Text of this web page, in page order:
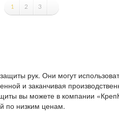
1 2 3
рук. Они могут
и заканчивая
вы можете в компании
по низким ценам.